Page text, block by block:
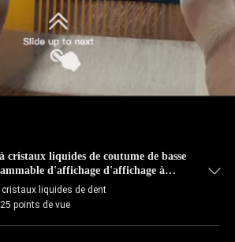
cristaux liquides de coutume de basse
d'affichage d'affichage à
liquides de dent
points de vue